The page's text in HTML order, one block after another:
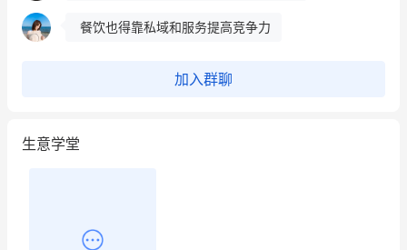
餐饮也得靠私域和服务提高竞争力
加入群聊
生意学堂